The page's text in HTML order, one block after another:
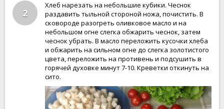
2
Хлеб нарезать на небольшие кубики. Чеснок
раздавить тыльной стороной ножа, почистить. В
сковороде разогреть оливковое масло и на
небольшом огне слегка обжарить чеснок, затем
чеснок убрать. В масло переложить кусочки хлеба
и обжарить на сильном огне до слегка золотистого
цвета, переложить на противень и подсушить в
горячей духовке минут 7-10. Креветки откинуть на
сито.